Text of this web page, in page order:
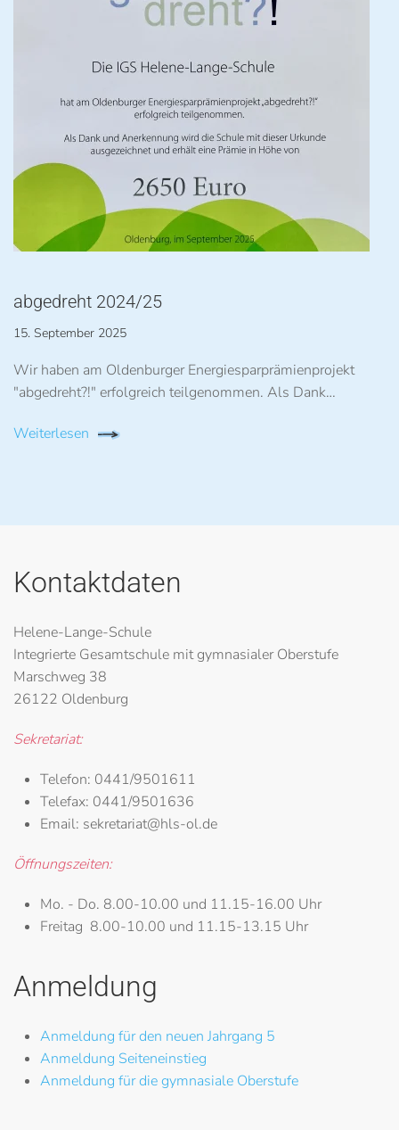
abgedreht 2024/25
15. September 2025
Wir haben am Oldenburger Energiesparprämienprojekt
"abgedreht?!" erfolgreich teilgenommen. Als Dank…
Weiterlesen
Kontaktdaten
Helene-Lange-Schule
Integrierte Gesamtschule mit gymnasialer Oberstufe
Marschweg 38
26122 Oldenburg
Sekretariat:
Telefon: 0441/9501611
Telefax: 0441/9501636
Email: sekretariat@hls-ol.de
Öffnungszeiten:
Mo. - Do. 8.00-10.00 und 11.15-16.00 Uhr
Freitag 8.00-10.00 und 11.15-13.15 Uhr
Anmeldung
Anmeldung für den neuen Jahrgang 5
Anmeldung Seiteneinstieg
Anmeldung für die gymnasiale Oberstufe